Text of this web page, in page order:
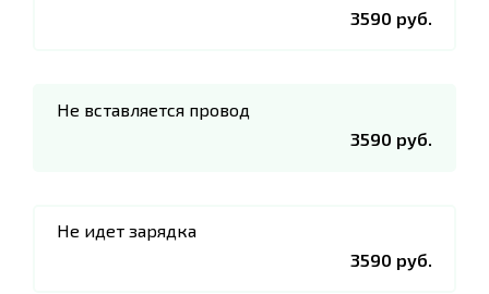
3590 руб.
Не вставляется провод
3590 руб.
Не идет зарядка
3590 руб.